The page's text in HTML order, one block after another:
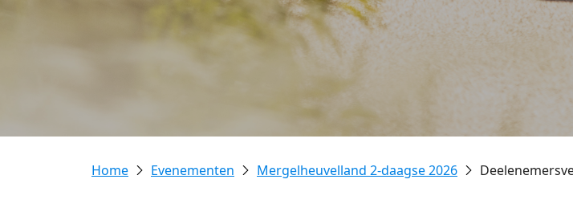
Evenementen Mergelheuvelland 2-daagse 2026